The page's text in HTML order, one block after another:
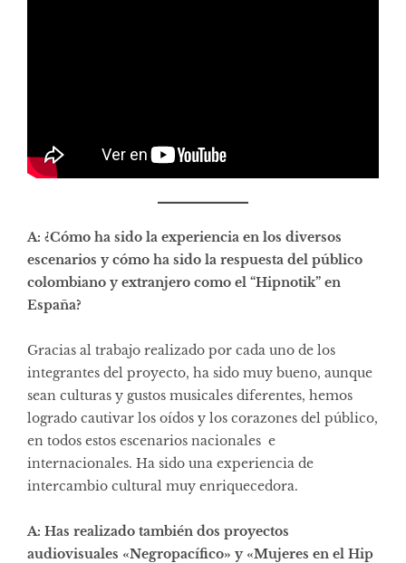
A: ¿Cómo ha sido la experiencia en los diversos
escenarios y cómo ha sido la respuesta del público
colombiano y extranjero como el “Hipnotik” en
España?
Gracias al trabajo realizado por cada uno de los
integrantes del proyecto, ha sido muy bueno, aunque
sean culturas y gustos musicales diferentes, hemos
logrado cautivar los oídos y los corazones del público,
en todos estos escenarios nacionales e
internacionales. Ha sido una experiencia de
intercambio cultural muy enriquecedora.
A: Has realizado también dos proyectos
audiovisuales «Negropacífico» y «Mujeres en el Hip